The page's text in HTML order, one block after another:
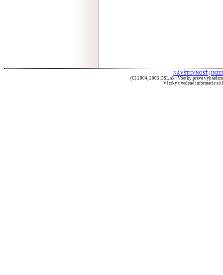
NÁVŠTEVNOSŤ
(C) 2004, 2005 DSL.sk | Všetky práva
Všetky uvedené informácie sú